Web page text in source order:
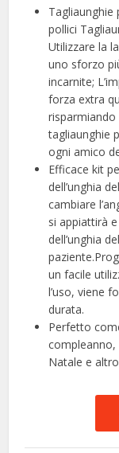
Tagliaunghie
pollici
Utilizzare la
uno sforzo
incarnite;
forza extra
tagliaunghie
ogni amico
Efficace kit
dell’unghia
cambiare
si appiattirà
dell’unghia
un facile
l’uso, viene
durata.
Perfetto
compleanno,
Natale e